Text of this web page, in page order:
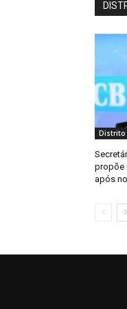
Distrito
propõe
após